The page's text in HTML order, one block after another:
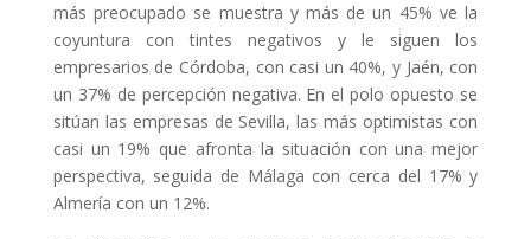
más preocupado se muestra y más de un 45% ve la
coyuntura con tintes negativos y le siguen los
empresarios de Córdoba, con casi un 40%, y Jaén, con
un 37% de percepción negativa. En el polo opuesto se
sitúan las empresas de Sevilla, las más optimistas con
casi un 19% que afronta la situación con una mejor
perspectiva, seguida de Málaga con cerca del 17% y
Almería con un 12%.